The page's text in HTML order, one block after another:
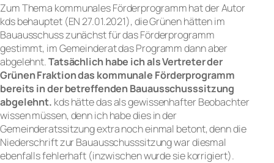
Zum Thema kommunales Förderprogramm hat der Autor
kds behauptet (EN 27.01.2021), die Grünen hätten im
Bauausschuss zunächst für das Förderprogramm
gestimmt, im Gemeinderat das Programm dann aber
abgelehnt.Tatsächlich habe ich als Vertreter der
Grünen Fraktion das kommunale Förderprogramm
bereits in der betreffenden Bauausschusssitzung
abgelehnt. kds hätte das als gewissenhafter Beobachter
wissen müssen, denn ich habe dies in der
Gemeinderatssitzung extra noch einmal betont, denn die
Niederschrift zur Bauausschusssitzung war diesmal
ebenfalls fehlerhaft (inzwischen wurde sie korrigiert).